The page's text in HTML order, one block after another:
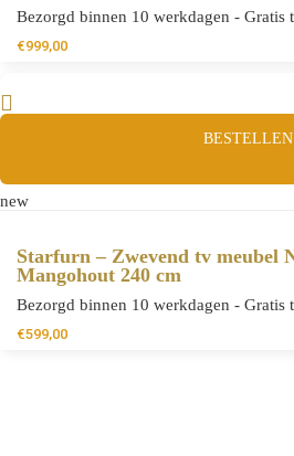
Bezorgd binnen 10 werkdagen - Gratis
€999,00
BESTELLEN
new
Starfurn – Zwevend tv meubel
Mangohout 240 cm
Bezorgd binnen 10 werkdagen - Gratis
€599,00